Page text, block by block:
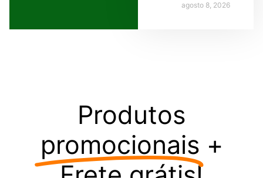
agosto 8, 2026
Produtos
promocionais +